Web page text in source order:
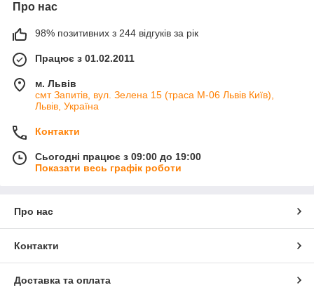
Про нас
98% позитивних з 244 відгуків за рік
Працює з 01.02.2011
м. Львів
смт Запитів, вул. Зелена 15 (траса М-06 Львів Київ),
Львів, Україна
Контакти
Сьогодні працює з 09:00 до 19:00
Показати весь графік роботи
Про нас
Контакти
Доставка та оплата